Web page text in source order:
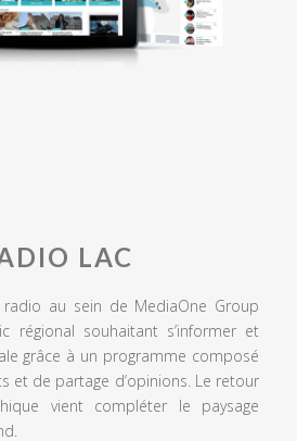
LAC
au sein de MediaOne Group
régional souhaitant s’informer et
grâce à un programme composé
et de partage d’opinions. Le retour
vient compléter le paysage